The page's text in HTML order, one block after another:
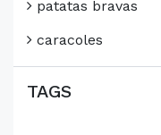
patatas bravas
caracoles
TAGS